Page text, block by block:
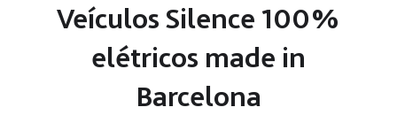
Veículos Silence 100%
elétricos made in
Barcelona